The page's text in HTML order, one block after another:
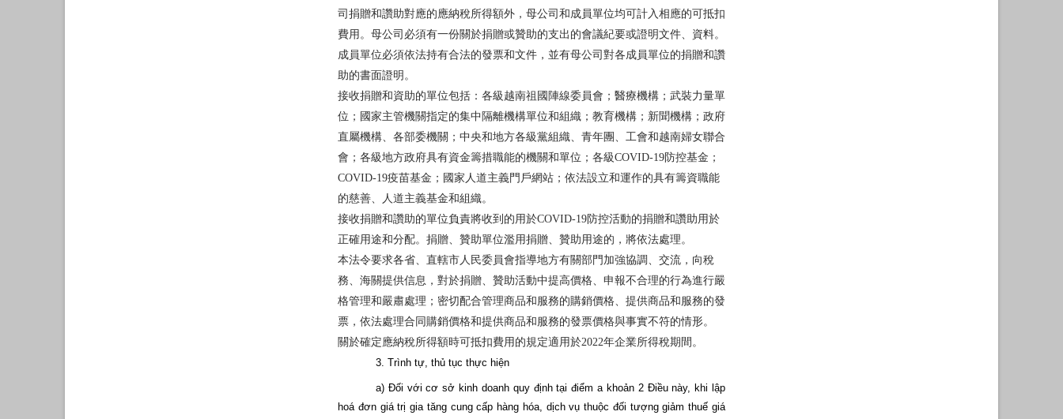
司捐贈和讚助對應的應納稅所得額外，母公司和成員單位均可計入相應的可抵扣
費用。母公司必須有一份關於捐贈或贊助的支出的會議紀要或證明文件、資料。
成員單位必須依法持有合法的發票和文件，並有母公司對各成員單位的捐贈和讚
助的書面證明。
接收捐贈和資助的單位包括：各級越南祖國陣線委員會；醫療機構；武裝力量單
位；國家主管機關指定的集中隔離機構單位和組織；教育機構；新聞機構；政府
直屬機構、各部委機關；中央和地方各級黨組織、青年團、工會和越南婦女聯合
會；各級地方政府具有資金籌措職能的機關和單位；各級COVID-19防控基金；
COVID-19疫苗基金；國家人道主義門戶網站；依法設立和運作的具有籌資職能
的慈善、人道主義基金和組織。
接收捐贈和讚助的單位負責將收到的用於COVID-19防控活動的捐贈和讚助用於
正確用途和分配。捐贈、贊助單位濫用捐贈、贊助用途的，將依法處理。
本法令要求各省、直轄市人民委員會指導地方有關部門加強協調、交流，向稅
務、海關提供信息，對於捐贈、贊助活動中提高價格、申報不合理的行為進行嚴
格管理和嚴肅處理；密切配合管理商品和服務的購銷價格、提供商品和服務的發
票，依法處理合同購銷價格和提供商品和服務的發票價格與事實不符的情形。
關於確定應納稅所得額時可抵扣費用的規定適用於2022年企業所得稅期間。
3. Trình tự, thủ tục thực hiện
a) Đối với cơ sở kinh doanh quy định tại điểm a khoản 2 Điều này, khi lập
hoá đơn giá trị gia tăng cung cấp hàng hóa, dịch vụ thuộc đối tượng giảm thuế giá